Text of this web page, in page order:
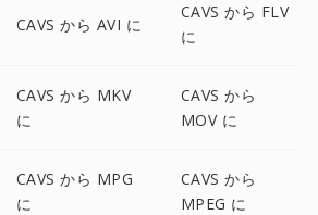
CAVS から AVI に
CAVS から FLV
に
CAVS から MKV
に
CAVS から
MOV に
CAVS から MPG
に
CAVS から
MPEG に